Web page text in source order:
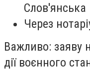
Слов'янська
Через
Важливо: заяву
дії воєнного